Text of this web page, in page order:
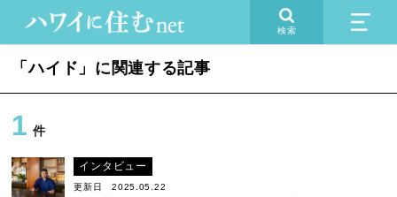
検索
「ハイド」に関連する記事
1 件
インタビュー
更新日 2025.05.22